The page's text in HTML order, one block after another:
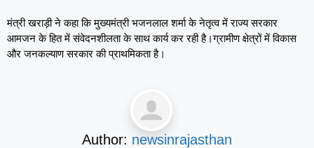
मंत्री खराड़ी ने कहा कि मुख्यमंत्री भजनलाल शर्मा के नेतृत्व में राज्य सरकार
आमजन के हित में संवेदनशीलता के साथ कार्य कर रही है।ग्रामीण क्षेत्रों में विकास
और जनकल्याण सरकार की प्राथमिकता है।
Author: newsinrajasthan